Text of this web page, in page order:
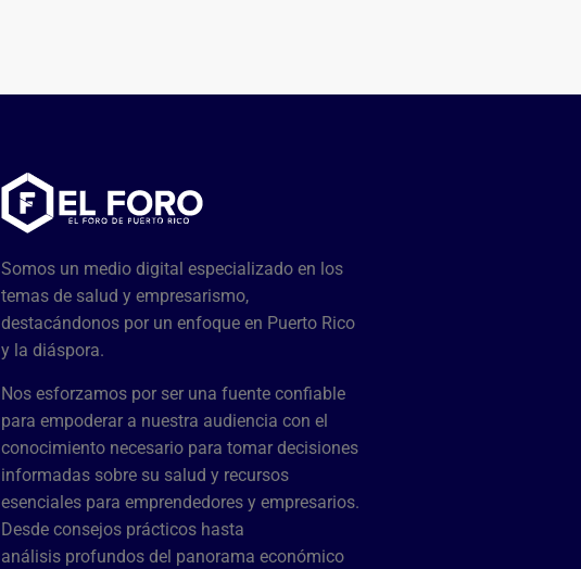
Somos un medio digital especializado en los
temas de salud y empresarismo,
destacándonos por un enfoque en Puerto Rico
y la diáspora.
Nos esforzamos por ser una fuente confiable
para empoderar a nuestra audiencia con el
conocimiento necesario para tomar decisiones
informadas sobre su salud y recursos
esenciales para emprendedores y empresarios.
Desde consejos prácticos hasta
análisis profundos del panorama económico